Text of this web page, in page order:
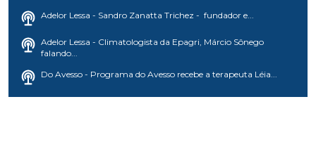
Adelor Lessa - Sandro Zanatta Trichez - fundador e...
Adelor Lessa - Climatologista da Epagri, Márcio Sônego
falando...
Do Avesso - Programa do Avesso recebe a terapeuta Léia...